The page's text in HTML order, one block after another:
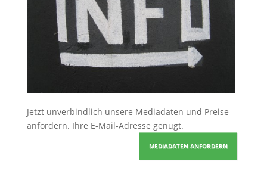
Jetzt unverbindlich unsere Mediadaten und Preise
anfordern. Ihre E-Mail-Adresse genügt.
MEDIADATEN ANFORDERN